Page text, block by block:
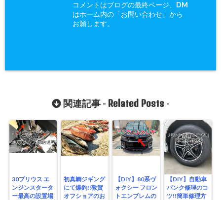
コメントはブログの最終ページ、DM
はホーム内の「お問い合わせ」から
お願します。
関連記事 - Related Posts-
30プリウス エ
ンジンスタータ
ー最高の設置場
初真鯛ジギング
にて爆釣!!敦賀
オフショアのお
【DIY】80系ヴ
ォクシー フロン
トエンブレムの
【DIY】自動車
パンク修理のコ
ツ!!簡単修理方